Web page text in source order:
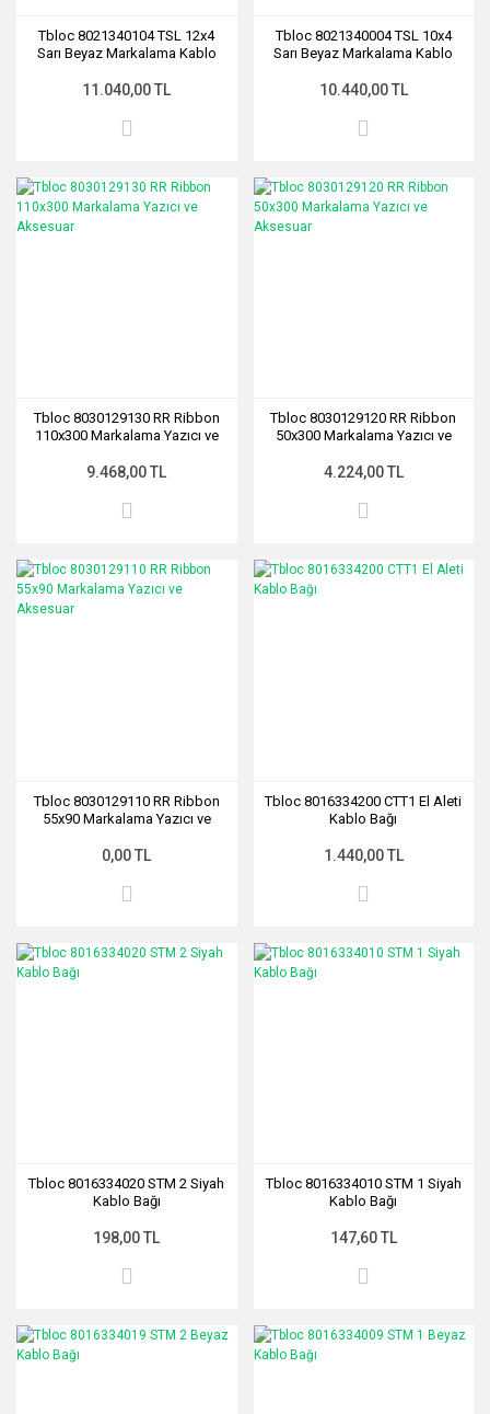
Tbloc 8021340104 TSL 12x4
Sarı Beyaz Markalama Kablo
11.040,00 TL
Tbloc 8021340004 TSL 10x4
Sarı Beyaz Markalama Kablo
10.440,00 TL
Tbloc 8030129130 RR Ribbon
110x300 Markalama Yazıcı ve
9.468,00 TL
Tbloc 8030129120 RR Ribbon
50x300 Markalama Yazıcı ve
4.224,00 TL
Tbloc 8030129110 RR Ribbon
55x90 Markalama Yazıcı ve
0,00 TL
Tbloc 8016334200 CTT1 El Aleti
Kablo Bağı
1.440,00 TL
Tbloc 8016334020 STM 2 Siyah
Kablo Bağı
198,00 TL
Tbloc 8016334010 STM 1 Siyah
Kablo Bağı
147,60 TL